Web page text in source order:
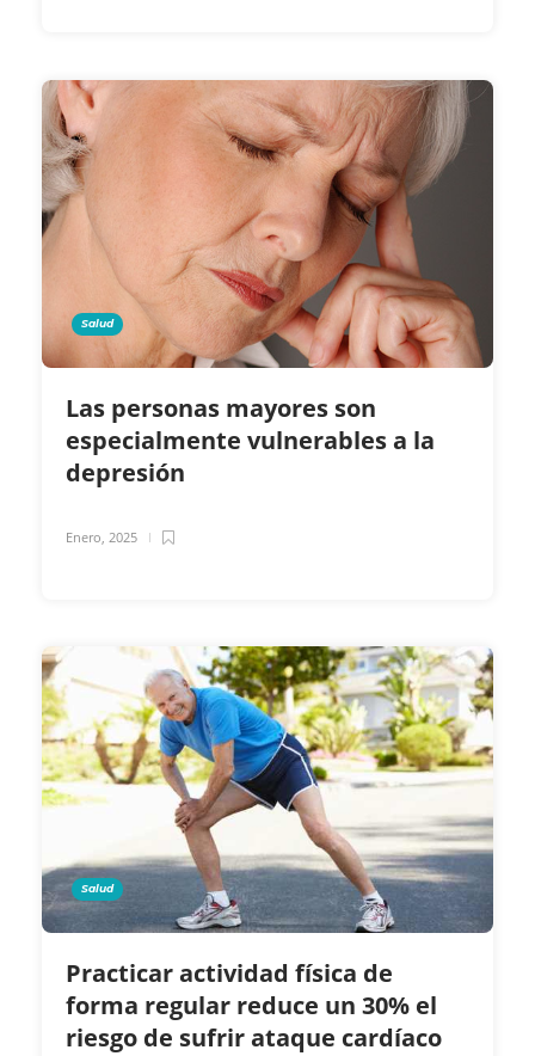
Salud
Las personas mayores son
especialmente vulnerables a la
depresión
Enero, 2025
Salud
Practicar actividad física de
forma regular reduce un 30% el
riesgo de sufrir ataque cardíaco